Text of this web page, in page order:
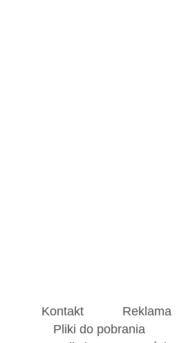
Kontakt Reklama
Pliki do pobrania